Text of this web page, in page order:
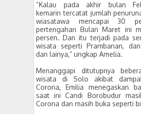
“Kalau pada akhir bulan
kemarin tercatat jumlah
wiasatawa mencapai 30
pertengahan Bulan Maret ini
persen. Dan itu terjadi pada
wisata seperti Prambanan,
dan lainya,” ungkap Amelia.
Menanggapi ditutupnya
wisata di Solo akibat
Corona, Emilia menegaskan
saat ini Candi Borobudur
Corona dan masih buka seperti